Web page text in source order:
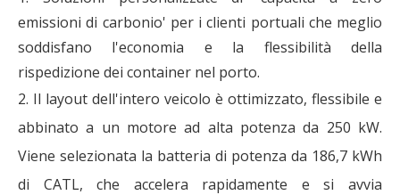
emissioni di carbonio' per i clienti portuali che meglio
soddisfano l'economia e la flessibilità della
rispedizione dei container nel porto.
2. Il layout dell'intero veicolo è ottimizzato, flessibile e
abbinato a un motore ad alta potenza da 250 kW.
Viene selezionata la batteria di potenza da 186,7 kWh
di CATL, che accelera rapidamente e si avvia